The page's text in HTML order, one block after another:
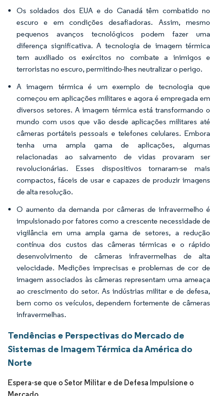
Os soldados dos EUA e do Canadá têm combatido no
escuro e em condições desafiadoras. Assim, mesmo
pequenos avanços tecnológicos podem fazer uma
diferença significativa. A tecnologia de imagem térmica
tem auxiliado os exércitos no combate a inimigos e
terroristas no escuro, permitindo-lhes neutralizar o perigo.
A imagem térmica é um exemplo de tecnologia que
começou em aplicações militares e agora é empregada em
diversos setores. A imagem térmica está transformando o
mundo com usos que vão desde aplicações militares até
câmeras portáteis pessoais e telefones celulares. Embora
tenha uma ampla gama de aplicações, algumas
relacionadas ao salvamento de vidas provaram ser
revolucionárias. Esses dispositivos tornaram-se mais
compactos, fáceis de usar e capazes de produzir imagens
de alta resolução.
O aumento da demanda por câmeras de infravermelho é
impulsionado por fatores como a crescente necessidade de
vigilância em uma ampla gama de setores, a redução
contínua dos custos das câmeras térmicas e o rápido
desenvolvimento de câmeras infravermelhas de alta
velocidade. Medições imprecisas e problemas de cor de
imagem associados às câmeras representam uma ameaça
ao crescimento do setor. As indústrias militar e de defesa,
bem como os veículos, dependem fortemente de câmeras
infravermelhas.
Tendências e Perspectivas do Mercado de
Sistemas de Imagem Térmica da América do
Norte
Espera-se que o Setor Militar e de Defesa Impulsione o